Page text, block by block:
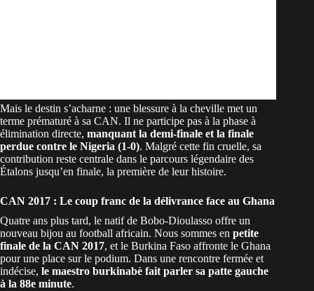
Mais le destin s’acharne : une blessure à la cheville met un
terme prématuré à sa CAN. Il ne participe pas à la phase à
élimination directe, manquant la demi-finale et la finale
perdue contre le Nigeria (1-0). Malgré cette fin cruelle, sa
contribution reste centrale dans le parcours légendaire des
Étalons jusqu’en finale, la première de leur histoire.
CAN 2017 : Le coup franc de la délivrance face au Ghana
Quatre ans plus tard, le natif de Bobo-Dioulasso offre un
nouveau bijou au football africain. Nous sommes en petite
finale de la CAN 2017, et le Burkina Faso affronte le Ghana
pour une place sur le podium. Dans une rencontre fermée et
indécise, le maestro burkinabè fait parler sa patte gauche
à la 88e minute.